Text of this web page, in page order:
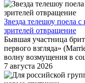
Звезда телешоу поела
зрителей отвращение
Бывшая участница
первого взгляда»
волну возмущения в
7 августа 2026